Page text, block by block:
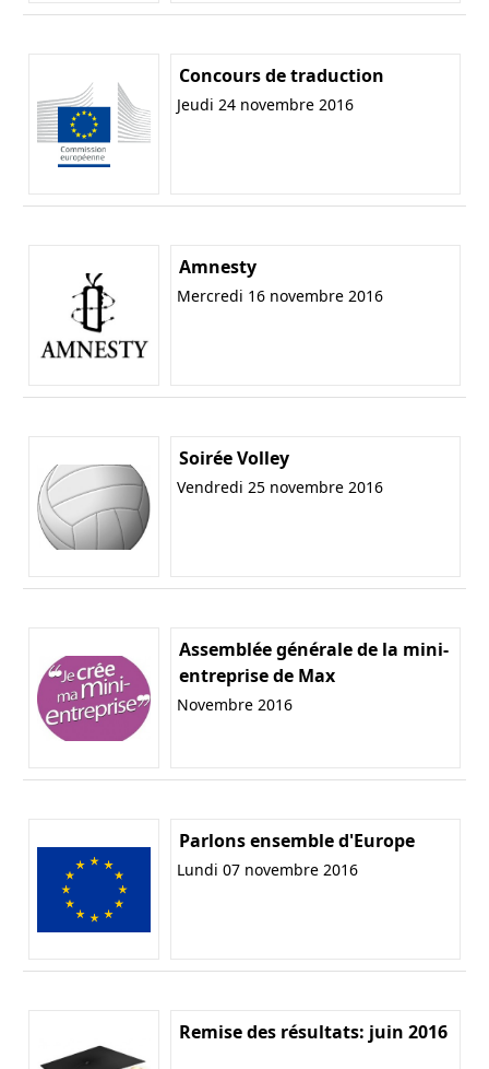
Concours de traduction
Jeudi 24 novembre 2016
Amnesty
Mercredi 16 novembre 2016
Soirée Volley
Vendredi 25 novembre 2016
Assemblée générale de la mini-
entreprise de Max
Novembre 2016
Parlons ensemble d'Europe
Lundi 07 novembre 2016
Remise des résultats: juin 2016